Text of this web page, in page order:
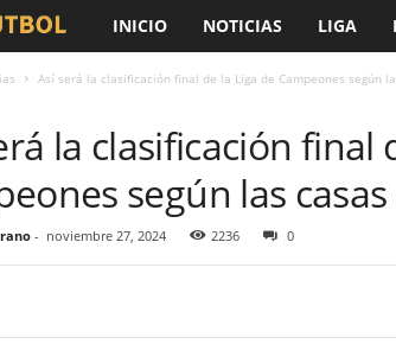
D
t
o
INICIO NOTICIAS LIGA
Así será la clasificación final de la Liga de Campeones según
la clasificación final
según las
- noviembre 27, 2024 2236 0